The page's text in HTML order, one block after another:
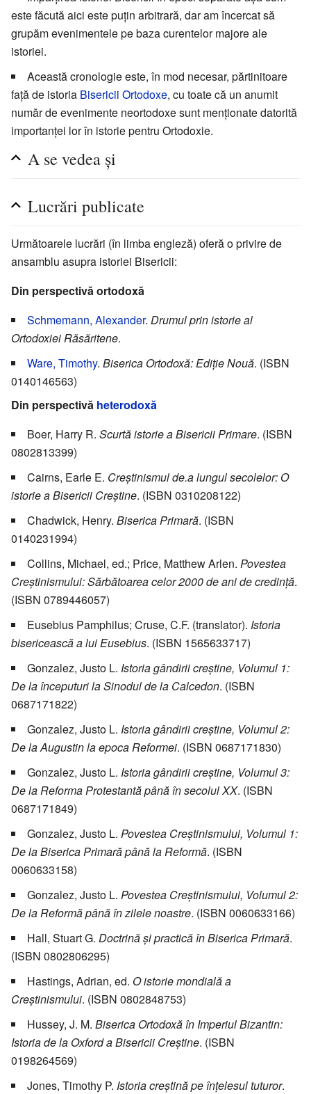
este făcută aici este puţin arbitrară, dar am încercat să
grupăm evenimentele pe baza curentelor majore ale
istoriei.
Această cronologie este, în mod necesar, părtinitoare
față de istoria Bisericii Ortodoxe, cu toate că un anumit
număr de evenimente neortodoxe sunt menţionate datorită
importanţei lor în istorie pentru Ortodoxie.
A se vedea şi
Lucrări publicate
Următoarele lucrări (în limba engleză) oferă o privire de
ansamblu asupra istoriei Bisericii:
Din perspectivă ortodoxă
Schmemann, Alexander. Drumul prin istorie al
Ortodoxiei Răsăritene.
Ware, Timothy. Biserica Ortodoxă: Ediţie Nouă. (ISBN
0140146563)
Din perspectivă heterodoxă
Boer, Harry R. Scurtă istorie a Bisericii Primare. (ISBN
0802813399)
Cairns, Earle E. Creştinismul de.a lungul secolelor: O
istorie a Bisericii Creştine. (ISBN 0310208122)
Chadwick, Henry. Biserica Primară. (ISBN
0140231994)
Collins, Michael, ed.; Price, Matthew Arlen. Povestea
Creştinismului: Sărbătoarea celor 2000 de ani de credinţă.
(ISBN 0789446057)
Eusebius Pamphilus; Cruse, C.F. (translator). Istoria
bisericească a lui Eusebius. (ISBN 1565633717)
Gonzalez, Justo L. Istoria gândirii creştine, Volumul 1:
De la începuturi la Sinodul de la Calcedon. (ISBN
0687171822)
Gonzalez, Justo L. Istoria gândirii creştine, Volumul 2:
De la Augustin la epoca Reformei. (ISBN 0687171830)
Gonzalez, Justo L. Istoria gândirii creştine, Volumul 3:
De la Reforma Protestantă până în secolul XX. (ISBN
0687171849)
Gonzalez, Justo L. Povestea Creştinismului, Volumul 1:
De la Biserica Primară până la Reformă. (ISBN
0060633158)
Gonzalez, Justo L. Povestea Creştinismului, Volumul 2:
De la Reformă până în zilele noastre. (ISBN 0060633166)
Hall, Stuart G. Doctrină şi practică în Biserica Primară.
(ISBN 0802806295)
Hastings, Adrian, ed. O istorie mondială a
Creştinismului. (ISBN 0802848753)
Hussey, J. M. Biserica Ortodoxă în Imperiul Bizantin:
Istoria de la Oxford a Bisericii Creştine. (ISBN
0198264569)
Jones, Timothy P. Istoria creştină pe înţelesul tuturor.